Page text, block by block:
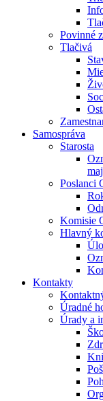
Povinné
Tlačivá
Samospráva
Starosta
Poslanci
Komisie
Hlavný
Kontakty
Úradné
Úrady a